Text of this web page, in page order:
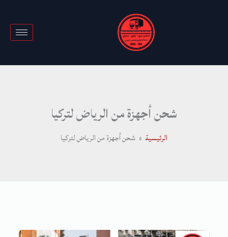
شحن أجهزة من الرياض لتركيا
الرئيسية شحن أجهزة من الرياض لتركيا